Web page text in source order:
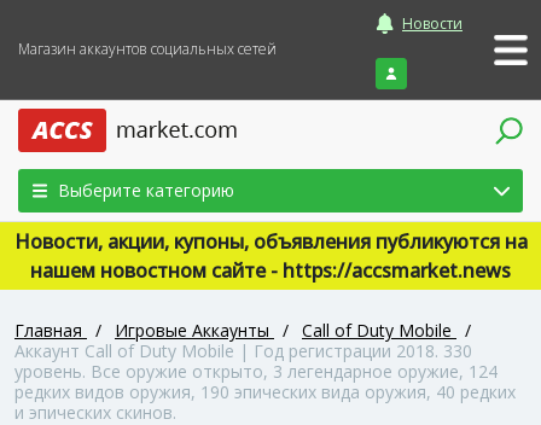
Магазин аккаунтов социальных сетей
Новости
Войти
Выберите категорию
Новости, акции, купоны, объявления публикуются на
нашем новостном сайте - https://accsmarket.news
Главная / Игровые Аккаунты / Call of Duty Mobile
/
Аккаунт Call of Duty Mobile | Год регистрации 2018. 330
уровень. Все оружие открыто, 3 легендарное оружие, 124
редких видов оружия, 190 эпических вида оружия, 40 редких
и эпических скинов.